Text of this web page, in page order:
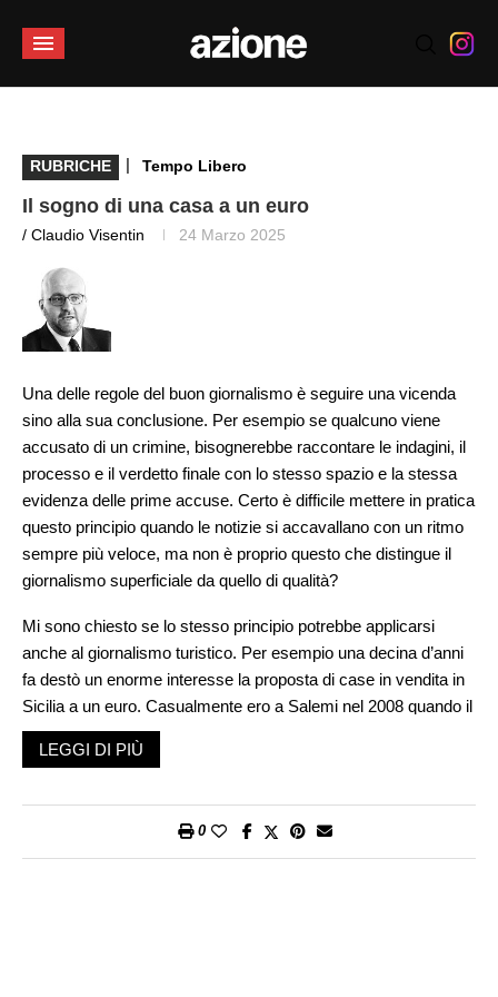
RUBRICHE | Tempo Libero
Il sogno di una casa a un euro
/ Claudio Visentin 24 Marzo 2025
Una delle regole del buon giornalismo è seguire una vicenda
sino alla sua conclusione. Per esempio se qualcuno viene
accusato di un crimine, bisognerebbe raccontare le indagini, il
processo e il verdetto finale con lo stesso spazio e la stessa
evidenza delle prime accuse. Certo è difficile mettere in pratica
questo principio quando le notizie si accavallano con un ritmo
sempre più veloce, ma non è proprio questo che distingue il
giornalismo superficiale da quello di qualità?
Mi sono chiesto se lo stesso principio potrebbe applicarsi
anche al giornalismo turistico. Per esempio una decina d’anni
fa destò un enorme interesse la proposta di case in vendita in
Sicilia a un euro. Casualmente ero a Salemi nel 2008 quando il
sindaco Vittorio Sgarbi lanciò per la prima volta l’idea:
sorprendente, quasi provocatoria ma indiscutibilmente geniale.
Nel centro storico di Salemi vi erano molte case di famiglia
abbandonate e in cattive condizioni dopo il terremoto del Belice
del 1968; altre appartenevano a emigranti che avevano
LEGGI DI PIÙ
0